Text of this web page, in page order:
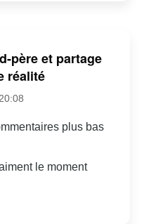
père et partage
réalité
plus bas
le moment